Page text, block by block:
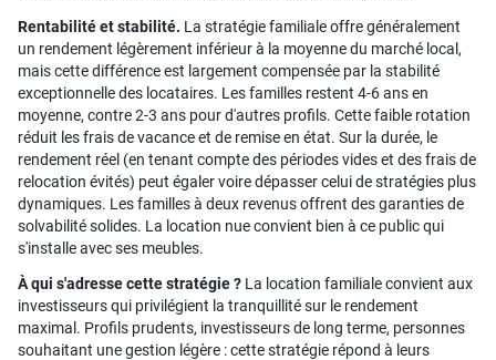
Rentabilité et stabilité. La stratégie familiale offre généralement
un rendement légèrement inférieur à la moyenne du marché local,
mais cette différence est largement compensée par la stabilité
exceptionnelle des locataires. Les familles restent 4-6 ans en
moyenne, contre 2-3 ans pour d'autres profils. Cette faible rotation
réduit les frais de vacance et de remise en état. Sur la durée, le
rendement réel (en tenant compte des périodes vides et des frais de
relocation évités) peut égaler voire dépasser celui de stratégies plus
dynamiques. Les familles à deux revenus offrent des garanties de
solvabilité solides. La location nue convient bien à ce public qui
s'installe avec ses meubles.
À qui s'adresse cette stratégie ? La location familiale convient aux
investisseurs qui privilégient la tranquillité sur le rendement
maximal. Profils prudents, investisseurs de long terme, personnes
souhaitant une gestion légère : cette stratégie répond à leurs